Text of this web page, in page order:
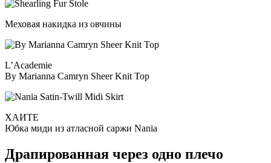
Меховая накидка из овчины
L’Academie
By Marianna Camryn Sheer Knit Top
ХАИТЕ
Юбка миди из атласной саржи Nania
Драпированная через одно плечо